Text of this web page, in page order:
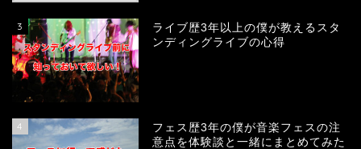
3
ライブ歴3年以上の僕が教えるスタ
ンディングライブの心得
4
フェス歴3年の僕が音楽フェスの注
意点を体験談と一緒にまとめてみた